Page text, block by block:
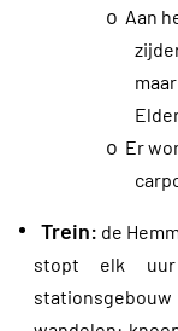
o Aan
o Er
Trein: de
stopt elk
stationsgebouw